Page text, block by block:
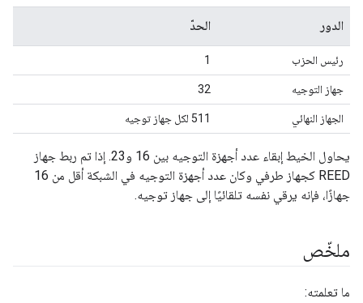
الدور الحدّ
رئيس الحزب 1
جهاز التوجيه 32
الجهاز النهائي 511 لكل جهاز توجيه
يحاول الخيط إبقاء عدد أجهزة التوجيه بين 16 و23. إذا تم ربط جهاز
REED كجهاز طرفي وكان عدد أجهزة التوجيه في الشبكة أقل من 16
جهازًا، فإنه يرقي نفسه تلقائيًا إلى جهاز توجيه.
ملخّص
ما تعلمته: